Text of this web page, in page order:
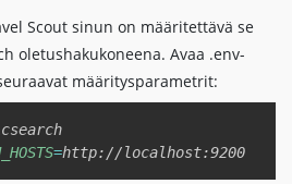
Scout sinun on määritettävä se
oletushakukoneena. Avaa .env-
määritysparametrit:
=